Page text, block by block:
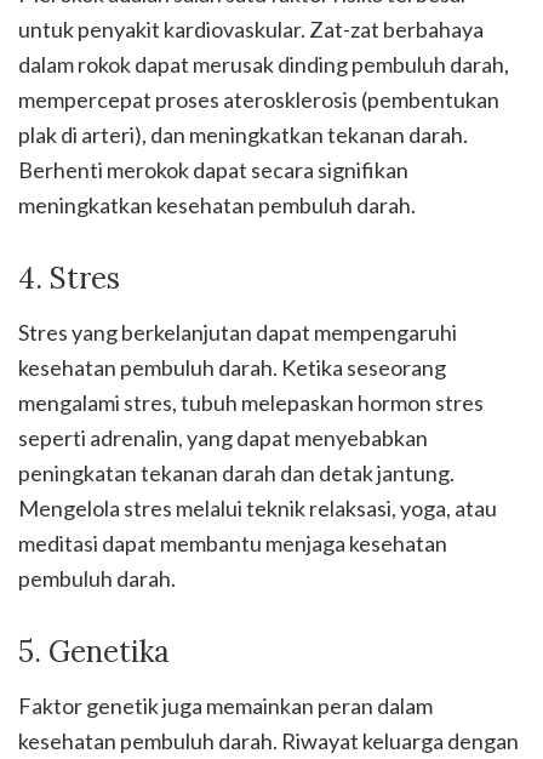
untuk penyakit kardiovaskular. Zat-zat berbahaya
dalam rokok dapat merusak dinding pembuluh darah,
mempercepat proses aterosklerosis (pembentukan
plak di arteri), dan meningkatkan tekanan darah.
Berhenti merokok dapat secara signifikan
meningkatkan kesehatan pembuluh darah.
4. Stres
Stres yang berkelanjutan dapat mempengaruhi
kesehatan pembuluh darah. Ketika seseorang
mengalami stres, tubuh melepaskan hormon stres
seperti adrenalin, yang dapat menyebabkan
peningkatan tekanan darah dan detak jantung.
Mengelola stres melalui teknik relaksasi, yoga, atau
meditasi dapat membantu menjaga kesehatan
pembuluh darah.
5. Genetika
Faktor genetik juga memainkan peran dalam
kesehatan pembuluh darah. Riwayat keluarga dengan